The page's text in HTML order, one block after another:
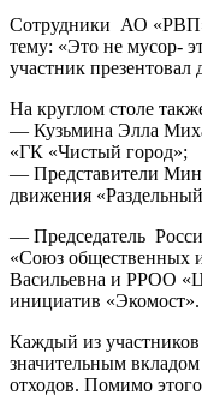
Сотрудники АО «РВП»
тему: «Это не мусор-
участник презентовал
На круглом столе
— Кузьмина Элла
«ГК «Чистый город»;
— Представители
движения
— Председатель
«Союз общественных
Васильевна и РРОО
инициатив «Экомост».
Каждый из участников
значительным
отходов. Помимо